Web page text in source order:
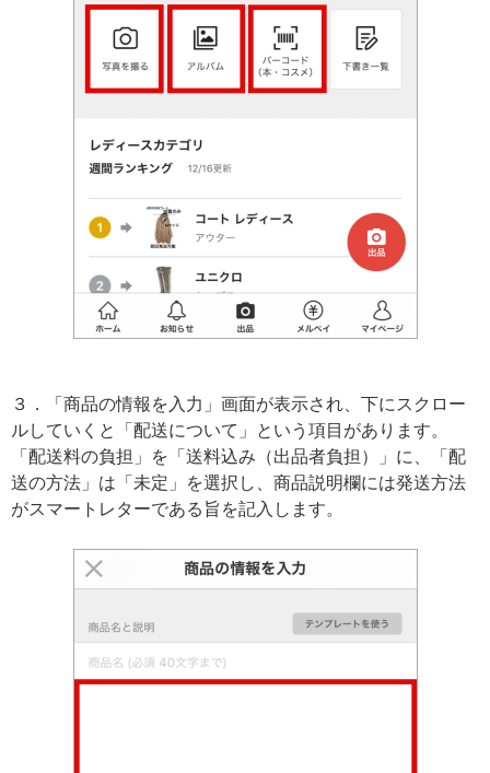
３．「商品の情報を入力」画面が表示され、下にスクロー
ルしていくと「配送について」という項目があります。
「配送料の負担」を「送料込み（出品者負担）」に、「配
送の方法」は「未定」を選択し、商品説明欄には発送方法
がスマートレターである旨を記入します。